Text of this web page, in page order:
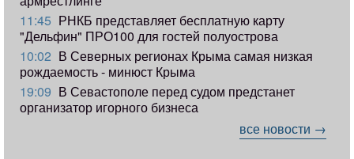
11:45 РНКБ представляет бесплатную карту
"Дельфин" ПРО100 для гостей полуострова
10:02 В Северных регионах Крыма самая низкая
рождаемость - минюст Крыма
19:09 В Севастополе перед судом предстанет
организатор игорного бизнеса
все новости →